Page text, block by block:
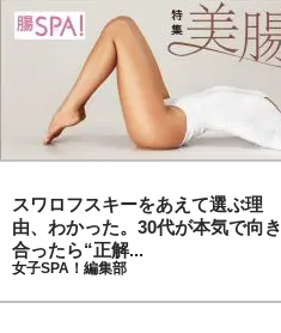
スワロフスキーをあえて選ぶ理
由、わかった。30代が本気で向き
合ったら“正解...
女子SPA！編集部